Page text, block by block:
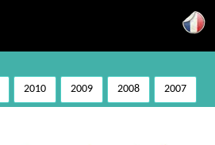
2010 2009 2008 2007